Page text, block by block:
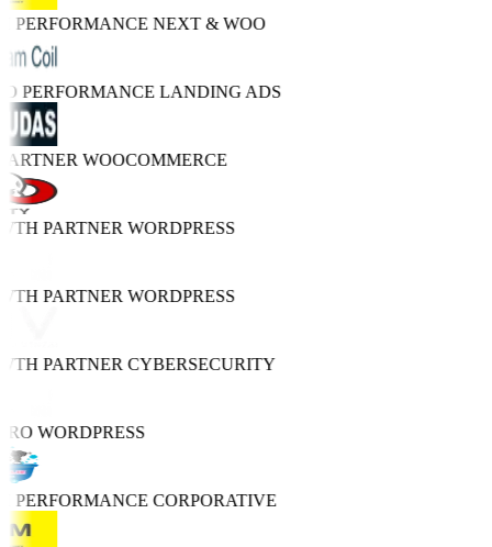
PERFORMANCENEXT & WOO
PERFORMANCELANDING ADS
WOOCOMMERCE
PARTNERWORDPRESS
PARTNERWORDPRESS
PARTNERCYBERSECURITY
WORDPRESS
PERFORMANCECORPORATIVE